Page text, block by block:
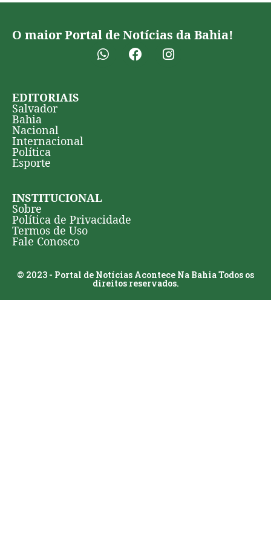
O maior Portal de Notícias da Bahia!
EDITORIAIS
Salvador
Bahia
Nacional
Internacional
Política
Esporte
INSTITUCIONAL
Sobre
Política de Privacidade
Termos de Uso
Fale Conosco
© 2023 - Portal de Notícias Acontece Na Bahia Todos os
direitos reservados.